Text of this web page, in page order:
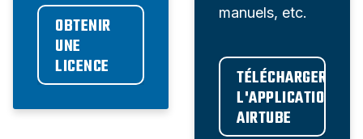
OBTENIR
UNE
LICENCE
manuels, etc.
TÉLÉCHARGER
L'APPLICATION
AIRTUBE